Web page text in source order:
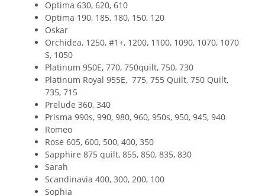
Optima 630, 620, 610
Optima 190, 185, 180, 150, 120
Oskar
Orchidea, 1250, #1+, 1200, 1100, 1090, 1070, 1070
S, 1050
Platinum 950E, 770, 750quilt, 750, 730
Platinum Royal 955E, 775, 755 Quilt, 750 Quilt,
735, 715
Prelude 360, 340
Prisma 990s, 990, 980, 960, 950s, 950, 945, 940
Romeo
Rose 605, 600, 500, 400, 350
Sapphire 875 quilt, 855, 850, 835, 830
Sarah
Scandinavia 400, 300, 200, 100
Sophia